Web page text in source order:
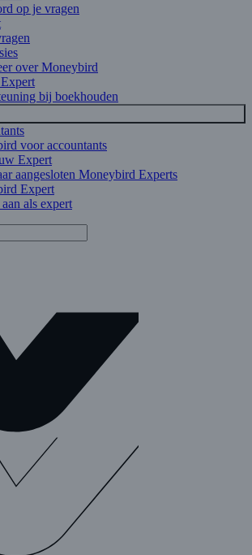
op je vragen
over Moneybird
bij boekhouden
voor accountants
Expert
aangesloten Moneybird Experts
Expert
als expert